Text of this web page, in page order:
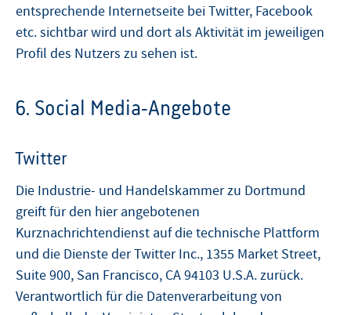
entsprechende Internetseite bei Twitter, Facebook
etc. sichtbar wird und dort als Aktivität im jeweiligen
Profil des Nutzers zu sehen ist.
6. Social Media-Angebote
Twitter
Die Industrie- und Handelskammer zu Dortmund
greift für den hier angebotenen
Kurznachrichtendienst auf die technische Plattform
und die Dienste der Twitter Inc., 1355 Market Street,
Suite 900, San Francisco, CA 94103 U.S.A. zurück.
Verantwortlich für die Datenverarbeitung von